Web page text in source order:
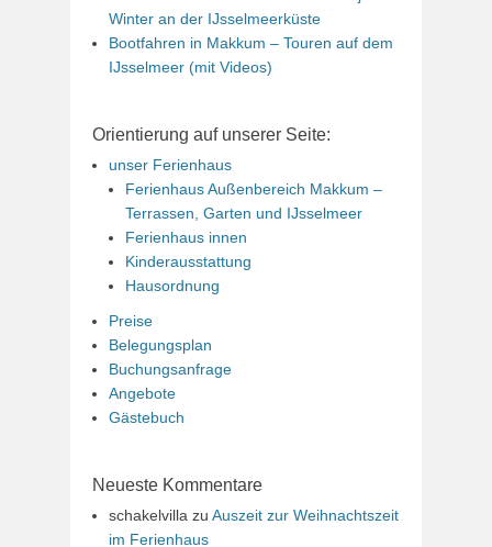
Winter an der IJsselmeerküste
Bootfahren in Makkum – Touren auf dem
IJsselmeer (mit Videos)
Orientierung auf unserer Seite:
unser Ferienhaus
Ferienhaus Außenbereich Makkum –
Terrassen, Garten und IJsselmeer
Ferienhaus innen
Kinderausstattung
Hausordnung
Preise
Belegungsplan
Buchungsanfrage
Angebote
Gästebuch
Neueste Kommentare
schakelvilla zu Auszeit zur Weihnachtszeit
im Ferienhaus